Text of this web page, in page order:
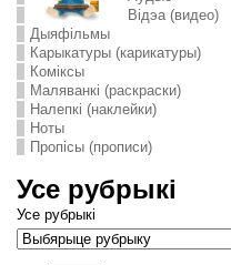
Відэа (видео)
Дыяфільмы
Карыкатуры (карикатуры)
Комiксы
Маляванкі (раскраски)
Налепкі (наклейки)
Ноты
Пропісы (прописи)
Усе рубрыкі
Усе рубрыкі